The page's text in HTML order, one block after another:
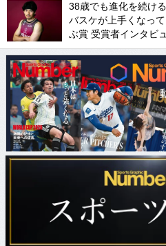
38歳でも進化を続け
バスケが上手くなっ
ぶ賞 受賞者インタビュ